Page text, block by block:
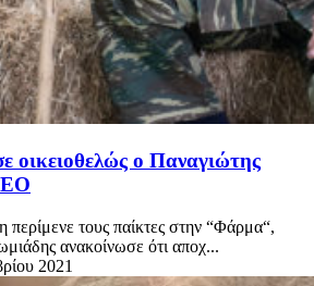
ο Παναγιώτης
τους παίκτες στην “Φάρμα“,
ανακοίνωσε ότι αποχ...
2021